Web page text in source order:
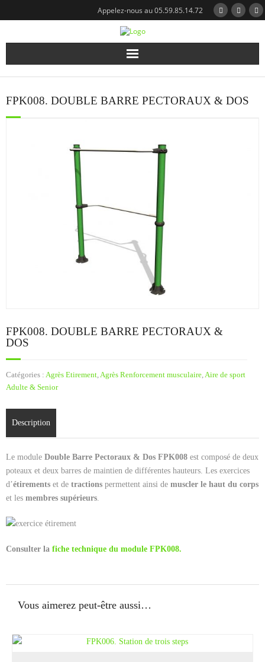
Appelez-nous au 05.59.85.14.72
Qui sommes-nous?
FPK008. DOUBLE BARRE PECTORAUX & DOS
FPK008. DOUBLE BARRE PECTORAUX &
DOS
Catégories : Agrès Etirement,Agrès Renforcement musculaire,Aire de sport
Adulte & Senior
Description
Le module Double Barre Pectoraux & Dos FPK008 est composé de deux
poteaux et deux barres de maintien de différentes hauteurs. Les exercices
d’étirements et de tractions permettent ainsi de muscler le haut du corps
et les membres supérieurs
Consulter la fiche technique du module FPK008.
Vous aimerez peut-être aussi…